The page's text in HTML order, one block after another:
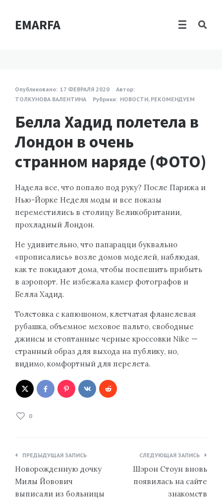
EMARFA
Опубликовано: 17 ФЕВРАЛЯ 2020
Автор:
ТОЛКУНОВА ВАЛЕНТИНА
Рубрики: НОВОСТИ, РЕКОМЕНДУЕМ
Белла Хадид полетела в
Лондон в очень
странном наряде (ФОТО)
Надела все, что попало под руку? После Парижа и
Нью-Йорке Неделя моды и все показы
переместились в столицу Великобритании,
прохладный Лондон.
Не удивительно, что папарацци буквально
«прописались» возле домов моделей, наблюдая,
как те покидают дома, чтобы поспешить прибыть
в аэропорт. Не избежала камер фотографов и
Белла Хадид.
Толстовка с капюшоном, клетчатая фланелевая
рубашка, объемное меховое пальто, свободные
джинсы и стоптанные черные кроссовки Nike —
странный образ для выхода на публику, но,
видимо, комфортный для перелета.
0
Навигация
по
записям
ПРЕДЫДУЩАЯ ЗАПИСЬ
Новорожденную дочку
Милы Йовович
выписали из больницы
СЛЕДУЮЩАЯ ЗАПИСЬ
Шэрон Стоун вновь
появилась на сайте
знакомств